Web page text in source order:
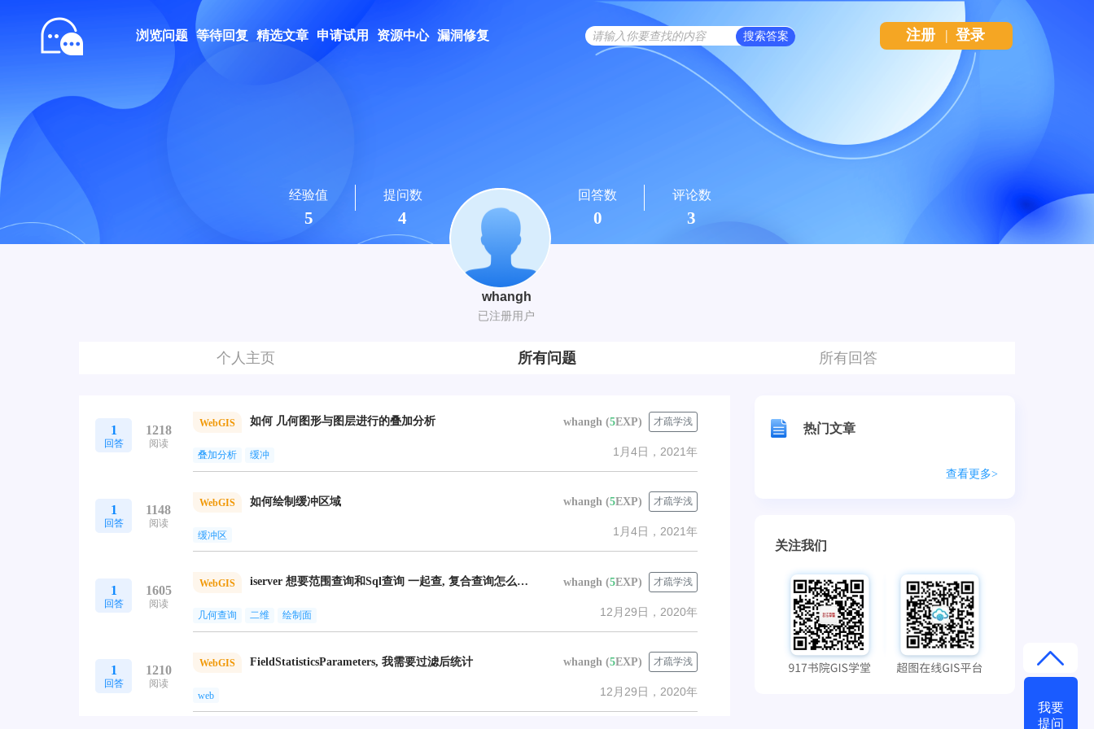
经验值
5
提问数
4
回答数
0
评论数
3
whangh
已注册用户
个人主页 所有问题 所有回答
浏览问题 等待回复 精选文章 申请试用 资源中心 漏洞修复 注册 | 登录
我要
提问
1
回答
1218
阅读
WebGIS 如何 几何图形与图层进行的叠加分析 whangh (5EXP) 才疏学浅
1月4日，2021年
叠加分析 缓冲
1
回答
1148
阅读
WebGIS 如何绘制缓冲区域 whangh (5EXP) 才疏学浅
1月4日，2021年
缓冲区
1
回答
1605
阅读
WebGIS iserver 想要范围查询和Sql查询 一起查, 复合查询怎么做? whangh (5EXP) 才疏学浅
12月29日，2020年
几何查询 二维 绘制面
1
回答
1210
阅读
WebGIS FieldStatisticsParameters, 我需要过滤后统计 whangh (5EXP) 才疏学浅
12月29日，2020年
web
热门文章
查看更多>
关注我们